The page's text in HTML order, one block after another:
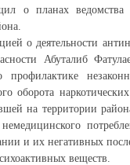
о планах ведомства
о деятельности
Абуталиб
оборота
на территории
и их негативных
веществ.